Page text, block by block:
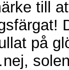
till
på